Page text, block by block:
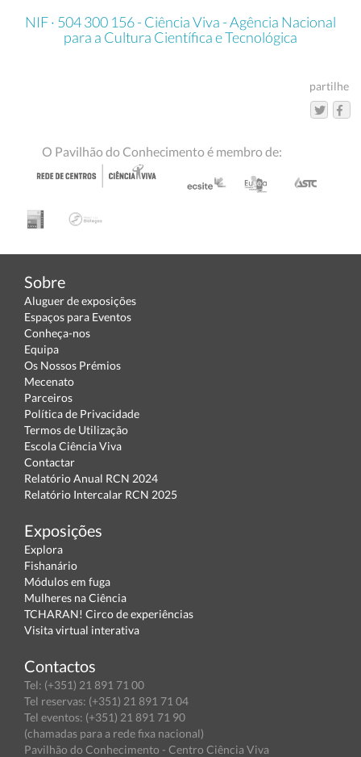
NIF · 504 300 156 - Ciência Viva - Agência Nacional
para a Cultura Científica e Tecnológica
partilhe
O Pavilhão do Conhecimento é membro de:
Sobre
Aluguer de exposições
Espaços para Eventos
Conheça-nos
Equipa
Os Nossos Prémios
Mecenato
Parceiros
Política de Privacidade
Termos de Utilização
Escola Ciência Viva
Contactar
Relatório Anual RCN 2024
Relatório Intercalar RCN 2025
Exposições
Explora
Fishanário
Módulos em fuga
Mulheres na Ciência
TCHARAN! Circo de experiências
Visita virtual interativa
Contactos
Tel: (+351) 21 891 71 00
Tel reservas: (+351) 21 891 71 04
Tel eventos: (+351) 21 891 71 90
(chamadas para a rede fixa nacional)
Pavilhão do Conhecimento - Centro Ciência Viva